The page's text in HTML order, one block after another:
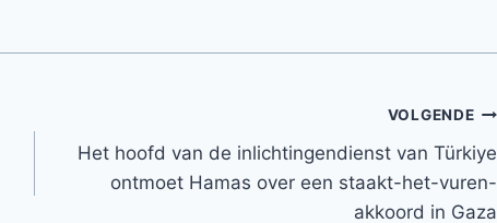
VOLGENDE
Het hoofd van de inlichtingendienst van Türkiye
ontmoet Hamas over een staakt-het-vuren-
akkoord in Gaza